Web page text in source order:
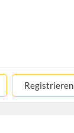
Registrieren